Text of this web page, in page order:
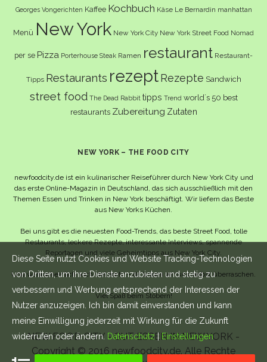
Georges Vongerichten Kaffee Kochbuch Käse Le Bernardin manhattan
Menü New York New York City New York Street Food Nomad
per se Pizza Porterhouse Steak Ramen restaurant Restaurant-
Tipps Restaurants rezept Rezepte Sandwich
street food The Dead Rabbit tipps Trend world´s 50 best
restaurants Zubereitung Zutaten
NEW YORK – THE FOOD CITY
newfoodcity.de ist ein kulinarischer Reiseführer durch New York City und
das erste Online-Magazin in Deutschland, das sich ausschließlich mit den
Themen Essen und Trinken in New York beschäftigt. Wir liefern das Beste
aus New Yorks Küchen.
Bei uns gibt es die neuesten Food-Trends, das beste Street Food, tolle
Restaurants, leckere Rezepte, interessante Interviews, spannende
Reportagen und viele Geheimtipps aus New York City.
Und wahrscheinlich noch viel mehr – da lassen wir uns selbst überraschen.
Viel Spaß beim Stöbern!
NEW FOOD CITY - GUT ESSEN IN NEW YORK -
Copyright © 2016 newfoodcity.de. Alle Rechte
Diese Seite nutzt Cookies und Website Tracking-Technologien
von Dritten, um ihre Dienste anzubieten und stetig zu
verbessern und Werbung entsprechend der Interessen der
Nutzer anzuzeigen. Ich bin damit einverstanden und kann
meine Einwilligung jederzeit mit Wirkung für die Zukunft
widerrufen oder ändern. Datenschutz| Einstellungen